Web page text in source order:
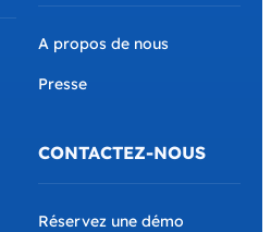
A propos de nous
Presse
CONTACTEZ-NOUS
Réservez une démo